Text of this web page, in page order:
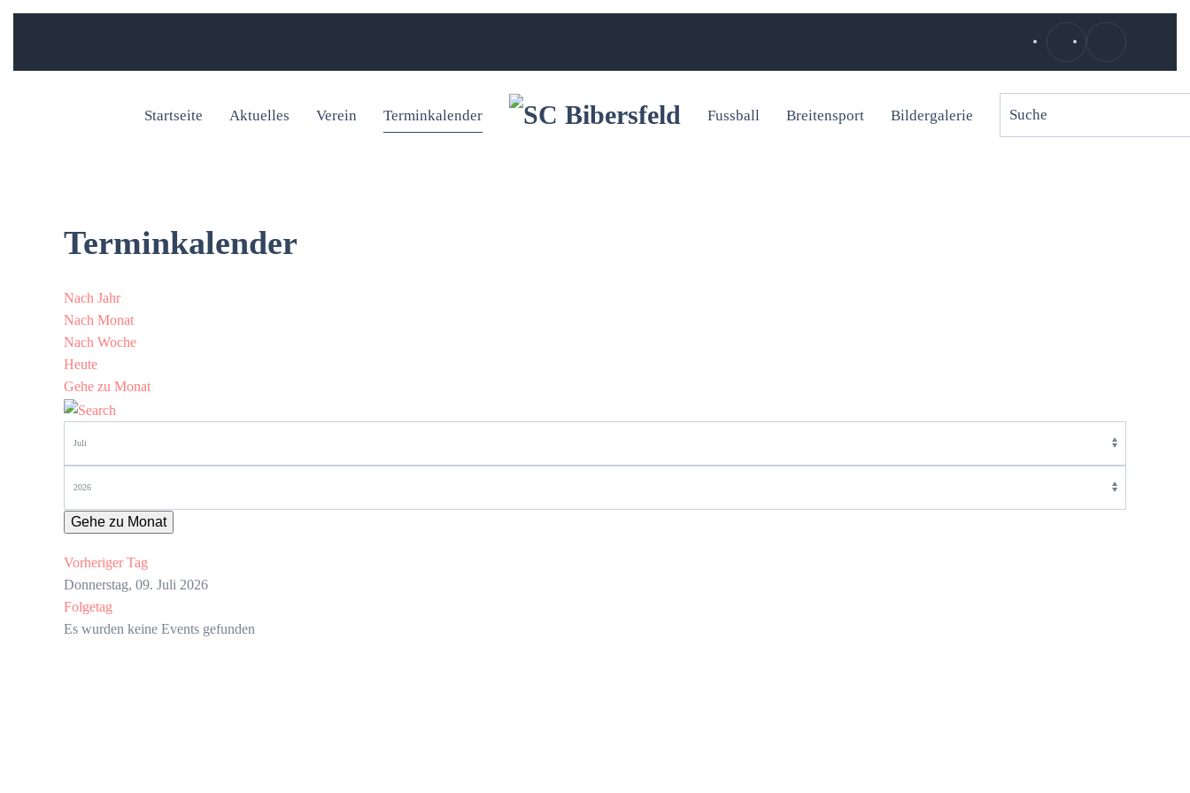
Startseite Aktuelles Verein Terminkalender Fussball Breitensport Bildergalerie
Terminkalender
Nach Jahr
Nach Monat
Nach Woche
Heute
Gehe zu Monat
Gehe zu Monat
Vorheriger Tag
Donnerstag, 09. Juli 2026
Folgetag
Es wurden keine Events gefunden